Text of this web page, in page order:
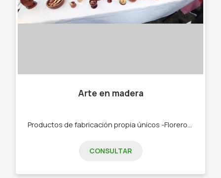
Arte en madera
CONSULTAR